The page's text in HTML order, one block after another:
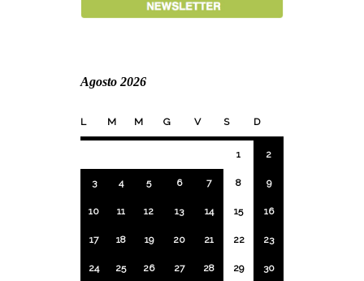
Agosto 2026
L M M G V S D
1 2
3 4 5 6 7 8 9
10 11 12 13 14 15 16
17 18 19 20 21 22 23
24 25 26 27 28 29 30